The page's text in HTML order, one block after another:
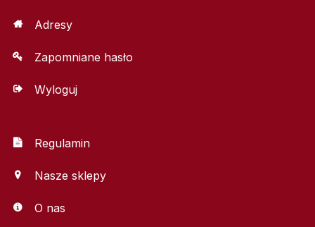
Adresy
Zapomniane hasło
Wyloguj
Regulamin
Nasze sklepy
O nas